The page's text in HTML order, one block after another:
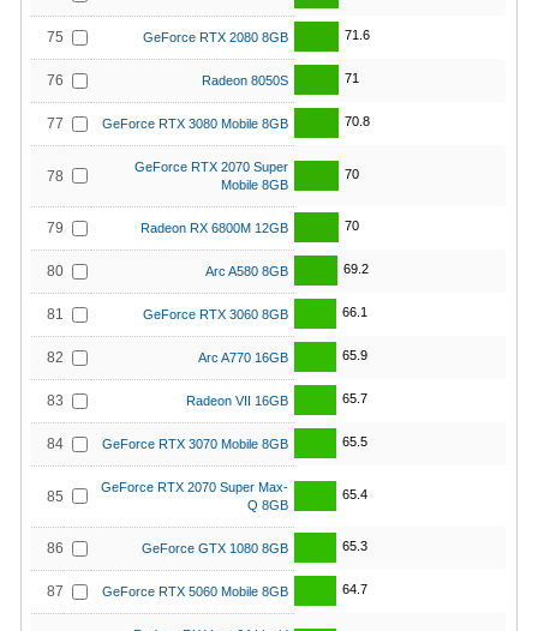
75 GeForce RTX 2080 8GB 71.6
76 Radeon 8050S 71
77 GeForce RTX 3080 Mobile 8GB 70.8
78
GeForce RTX 2070 Super
Mobile 8GB
70
79 Radeon RX 6800M 12GB 70
80 Arc A580 8GB 69.2
81 GeForce RTX 3060 8GB 66.1
82 Arc A770 16GB 65.9
83 Radeon VII 16GB 65.7
84 GeForce RTX 3070 Mobile 8GB 65.5
85
GeForce RTX 2070 Super Max-
Q 8GB
65.4
86 GeForce GTX 1080 8GB 65.3
87 GeForce RTX 5060 Mobile 8GB 64.7